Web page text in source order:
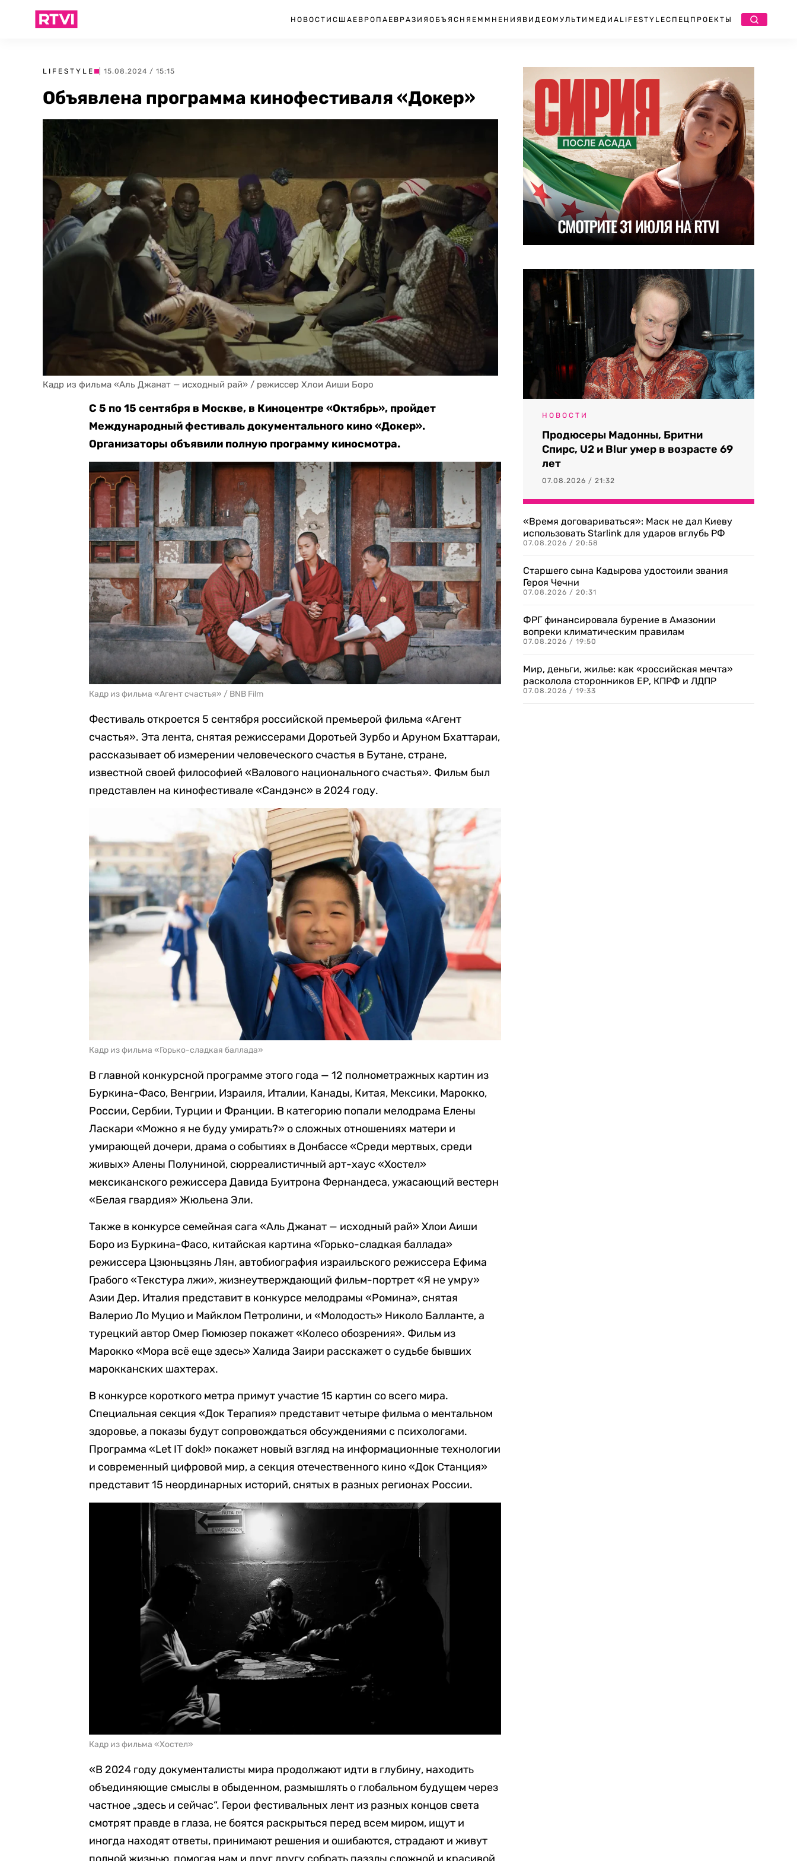
НОВОСТИ США ЕВРОПА ЕВРАЗИЯ ОБЪЯСНЯЕМ МНЕНИЯ ВИДЕО МУЛЬТИМЕДИА LIFESTYLEСПЕЦПРОЕКТЫ
LIFESTYLE | 15.08.2024 / 15:15
Объявлена программа кинофестиваля «Докер»
Кадр из фильма «Аль Джанат — исходный рай» / режиссер Хлои Аиши Боро
С 5 по 15 сентября в Москве, в Киноцентре «Октябрь», пройдет
Международный фестиваль документального кино «Докер».
Организаторы объявили полную программу киносмотра.
Кадр из фильма «Агент счастья» / BNB Film
Фестиваль откроется 5 сентября российской премьерой фильма «Агент
счастья». Эта лента, снятая режиссерами Доротьей Зурбо и Аруном Бхаттараи,
рассказывает об измерении человеческого счастья в Бутане, стране,
известной своей философией «Валового национального счастья». Фильм был
представлен на кинофестивале «Сандэнс» в 2024 году.
Кадр из фильма «Горько-сладкая баллада»
В главной конкурсной программе этого года — 12 полнометражных картин из
Буркина-Фасо, Венгрии, Израиля, Италии, Канады, Китая, Мексики, Марокко,
России, Сербии, Турции и Франции. В категорию попали мелодрама Елены
Ласкари «Можно я не буду умирать?» о сложных отношениях матери и
умирающей дочери, драма о событиях в Донбассе «Среди мертвых, среди
живых» Алены Полуниной, сюрреалистичный арт-хаус «Хостел»
мексиканского режиссера Давида Буитрона Фернандеса, ужасающий вестерн
«Белая гвардия» Жюльена Эли.
Также в конкурсе семейная сага «Аль Джанат — исходный рай» Хлои Аиши
Боро из Буркина-Фасо, китайская картина «Горько-сладкая баллада»
режиссера Цзюньцзянь Лян, автобиография израильского режиссера Ефима
Грабого «Текстура лжи», жизнеутверждающий фильм-портрет «Я не умру»
Азии Дер. Италия представит в конкурсе мелодрамы «Ромина», снятая
Валерио Ло Муцио и Майклом Петролини, и «Молодость» Николо Балланте, а
турецкий автор Омер Гюмюзер покажет «Колесо обозрения». Фильм из
Марокко «Мора всё еще здесь» Халида Заири расскажет о судьбе бывших
марокканских шахтерах.
В конкурсе короткого метра примут участие 15 картин со всего мира.
Специальная секция «Док Терапия» представит четыре фильма о ментальном
здоровье, а показы будут сопровождаться обсуждениями с психологами.
Программа «Let IT dok!» покажет новый взгляд на информационные технологии
и современный цифровой мир, а секция отечественного кино «Док Станция»
представит 15 неординарных историй, снятых в разных регионах России.
Кадр из фильма «Хостел»
«В 2024 году документалисты мира продолжают идти в глубину, находить
объединяющие смыслы в обыденном, размышлять о глобальном будущем через
частное „здесь и сейчас“. Герои фестивальных лент из разных концов света
смотрят правде в глаза, не боятся раскрыться перед всем миром, ищут и
иногда находят ответы, принимают решения и ошибаются, страдают и живут
НОВОСТИ
Продюсеры Мадонны, Бритни
Спирс, U2 и Blur умер в возрасте 69
лет
07.08.2026 / 21:32
«Время договариваться»: Маск не дал Киеву
использовать Starlink для ударов вглубь РФ
07.08.2026 / 20:58
Старшего сына Кадырова удостоили звания
Героя Чечни
07.08.2026 / 20:31
ФРГ финансировала бурение в Амазонии
вопреки климатическим правилам
07.08.2026 / 19:50
Мир, деньги, жилье: как «российская мечта»
расколола сторонников ЕР, КПРФ и ЛДПР
07.08.2026 / 19:33